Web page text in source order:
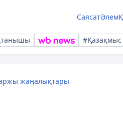
СаясатӘлем
#Қазақмыс
жаңалықтары